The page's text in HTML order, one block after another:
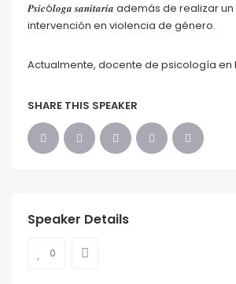
𝑷𝒔𝒊𝒄ó𝒍𝒐𝒈𝒂 𝒔𝒂𝒏𝒊𝒕𝒂𝒓𝒊𝒂 además de realizar
intervención en violencia de género.
Actualmente, docente de psicología en
SHARE THIS SPEAKER
Speaker Details
0